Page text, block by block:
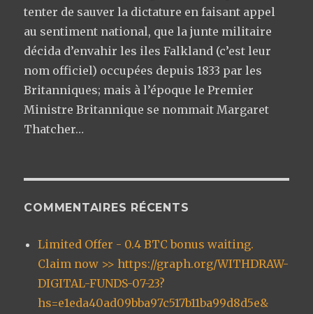
tenter de sauver la dictature en faisant appel
au sentiment national, que la junte militaire
décida d’envahir les iles Falkland (c’est leur
nom officiel) occupées depuis 1833 par les
Britanniques; mais à l’époque le Premier
Ministre Britannique se nommait Margaret
Thatcher…
COMMENTAIRES RÉCENTS
Limited Offer - 0.4 BTC bonus waiting.
Claim now >> https://graph.org/WITHDRAW-
DIGITAL-FUNDS-07-23?
hs=e1eda40ad09bba97c517b11ba99d8d5e&